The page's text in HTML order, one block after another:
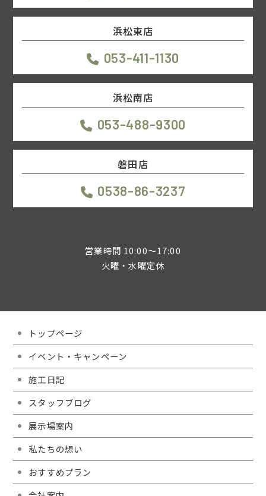
浜松東店
053-411-1130
浜松南店
053-488-9300
磐田店
0538-86-3237
営業時間 10:00～17:00
火曜・水曜定休
トップページ
イベント・キャンペーン
施工日記
スタッフブログ
展示場案内
私たちの想い
おすすめプラン